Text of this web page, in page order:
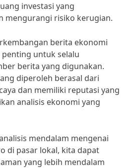
investasi yang
mengurangi risiko kerugian.
berita ekonomi
untuk selalu
berita yang digunakan.
diperoleh berasal dari
dan memiliki reputasi yang
analisis ekonomi yang
mendalam mengenai
di pasar lokal, kita dapat
yang lebih mendalam